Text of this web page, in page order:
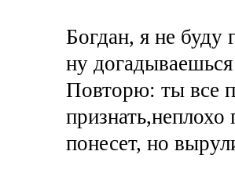
Богдан, я не буду
ну
Повторю: ты все
признать,неплохо
понесет, но